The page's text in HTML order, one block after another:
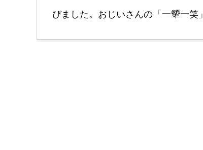
びました。おじいさんの「一顰一笑